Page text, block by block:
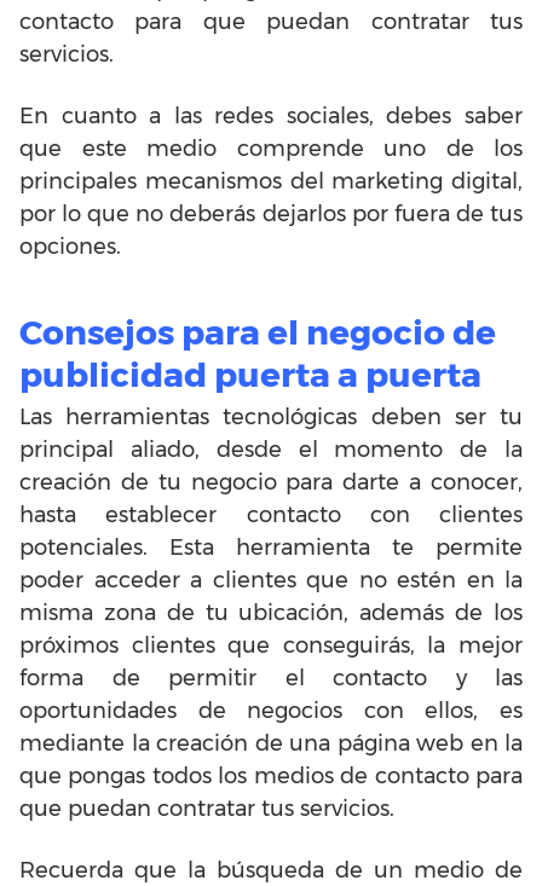
contacto para que puedan contratar tus
servicios.
En cuanto a las redes sociales, debes saber
que este medio comprende uno de los
principales mecanismos del marketing digital,
por lo que no deberás dejarlos por fuera de tus
opciones.
Consejos para el negocio de
publicidad puerta a puerta
Las herramientas tecnológicas deben ser tu
principal aliado, desde el momento de la
creación de tu negocio para darte a conocer,
hasta establecer contacto con clientes
potenciales. Esta herramienta te permite
poder acceder a clientes que no estén en la
misma zona de tu ubicación, además de los
próximos clientes que conseguirás, la mejor
forma de permitir el contacto y las
oportunidades de negocios con ellos, es
mediante la creación de una página web en la
que pongas todos los medios de contacto para
que puedan contratar tus servicios.
Recuerda que la búsqueda de un medio de